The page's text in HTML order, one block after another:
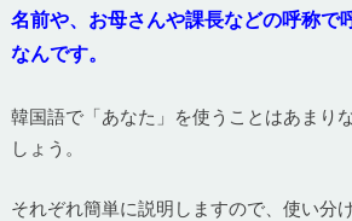
名前や、お母さんや課長などの呼称で
なんです。
韓国語で「あなた」を使うことはあまり
しょう。
それぞれ簡単に説明しますので、使い分